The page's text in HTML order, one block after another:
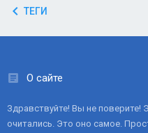
ТЕГИ
О сайте
Здравствуйте! Вы не поверите!
очитались. Это оно самое.